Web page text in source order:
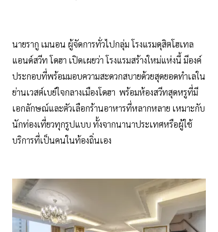
นายรากู เมนอน ผู้จัดการทั่วไปกลุ่ม โรงแรมดุสิตโฮเทล
แอนด์สวีท โดฮา เปิดเผยว่า โรงแรมสร้างใหม่แห่งนี้ มีองค์
ประกอบที่พร้อมมอบความสะดวกสบายด้วยสุดยอดทำเลใน
ย่านเวสต์เบย์ใจกลางเมืองโดฮา พร้อมห้องสวีทสุดหรูที่มี
เอกลักษณ์และตัวเลือกร้านอาหารที่หลากหลาย เหมาะกับ
นักท่องเที่ยวทุกรูปแบบ ทั้งจากนานาประเทศหรือผู้ใช้
บริการที่เป็นคนในท้องถิ่นเอง